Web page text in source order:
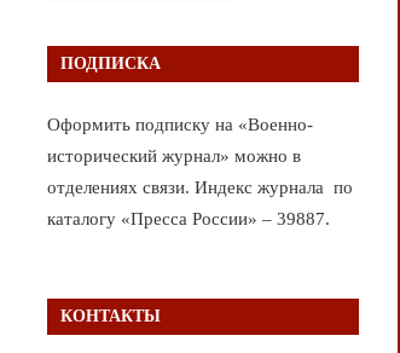
ПОДПИСКА
Оформить подписку на «Военно-
исторический журнал» можно в
отделениях связи. Индекс журнала по
каталогу «Пресса России» – 39887.
КОНТАКТЫ